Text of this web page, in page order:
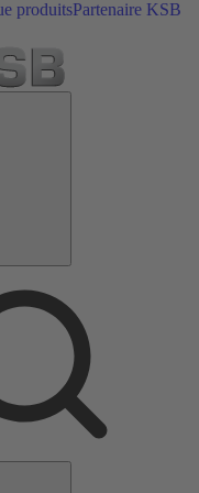
produitsPartenaire KSB